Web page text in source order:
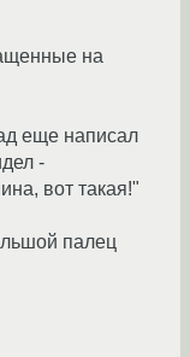
на
еще написал
-
вот такая!"
палец